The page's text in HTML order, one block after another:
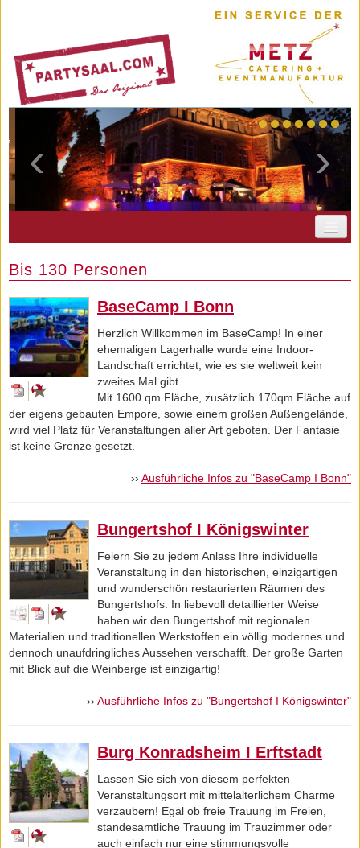
‹ ›
AKTUELLES
LOCATIONBERATER
MEIN MERKZETTEL
IHRE ANFRAGE
METZ CATERING - ÜBER UNS
Bis 130 Personen
BaseCamp I Bonn
Herzlich Willkommen im BaseCamp! In einer
ehemaligen Lagerhalle wurde eine Indoor-
Landschaft errichtet, wie es sie weltweit kein
zweites Mal gibt.
Mit 1600 qm Fläche, zusätzlich 170qm Fläche auf
der eigens gebauten Empore, sowie einem großen Außengelände,
wird viel Platz für Veranstaltungen aller Art geboten. Der Fantasie
ist keine Grenze gesetzt.
›› Ausführliche Infos zu "BaseCamp I Bonn"
Bungertshof I Königswinter
Feiern Sie zu jedem Anlass Ihre individuelle
Veranstaltung in den historischen, einzigartigen
und wunderschön restaurierten Räumen des
Bungertshofs. In liebevoll detaillierter Weise
haben wir den Bungertshof mit regionalen
Materialien und traditionellen Werkstoffen ein völlig modernes und
dennoch unaufdringliches Aussehen verschafft. Der große Garten
mit Blick auf die Weinberge ist einzigartig!
›› Ausführliche Infos zu "Bungertshof I Königswinter"
Burg Konradsheim I Erftstadt
Lassen Sie sich von diesem perfekten
Veranstaltungsort mit mittelalterlichem Charme
verzaubern! Egal ob freie Trauung im Freien,
standesamtliche Trauung im Trauzimmer oder
auch einfach nur eine stimmungsvolle